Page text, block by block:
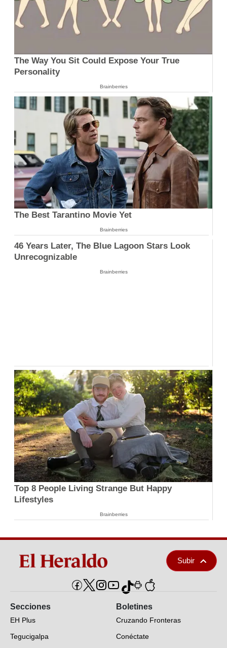
The Way You Sit Could Expose Your True
Personality
Brainberries
The Best Tarantino Movie Yet
Brainberries
46 Years Later, The Blue Lagoon Stars Look
Unrecognizable
Brainberries
Top 8 People Living Strange But Happy
Lifestyles
Brainberries
Subir
Secciones
EH Plus
Tegucigalpa
Boletines
Cruzando Fronteras
Conéctate